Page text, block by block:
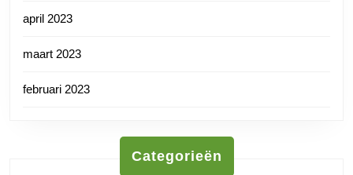
april 2023
maart 2023
februari 2023
Categorieën